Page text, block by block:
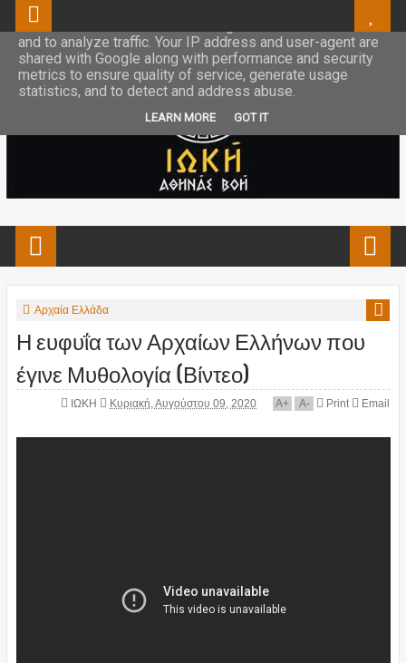
Αρχαία Ελλάδα
Η ευφυΐα των Αρχαίων Ελλήνων που
έγινε Μυθολογία (Βίντεο)
ΙΩΚΗ Κυριακή, Αυγούστου 09, 2020 A+ A- Print Email
This site uses cookies from Google to deliver its services
and to analyze traffic. Your IP address and user-agent are
shared with Google along with performance and security
metrics to ensure quality of service, generate usage
statistics, and to detect and address abuse.
LEARN MORE GOT IT